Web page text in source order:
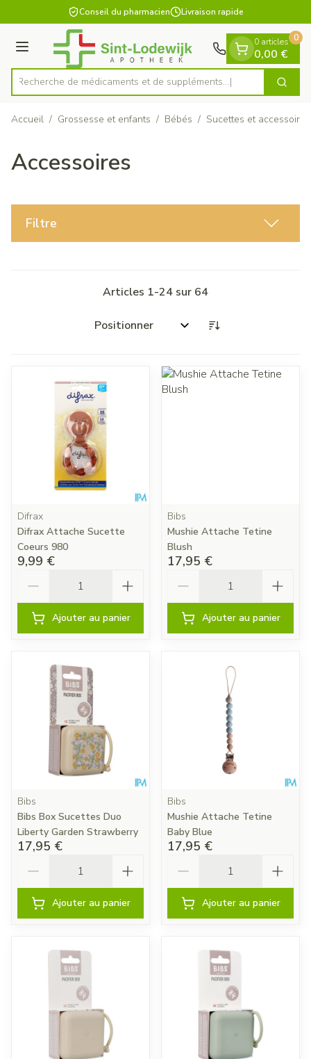
Aller au contenu
1 de 1Conseil du pharmacien Livraison rapide
Menu
Rechercher
Recherche de médicaments et de suppl
0 articles
0,00 €
0
Accueil / Grossesse et enfants / Bébés / Sucettes et accessoires
Accessoires
Filtre
Articles 1-24 sur 64
Trier par:
Difrax
Difrax Attache Sucette
Coeurs 980
9,99 €
Ajouter au panier
Bibs
Mushie Attache Tetine
Blush
17,95 €
Ajouter au panier
Bibs
Bibs Box Sucettes Duo
Liberty Garden Strawberry
17,95 €
Ajouter au panier
Bibs
Mushie Attache Tetine
Baby Blue
17,95 €
Ajouter au panier